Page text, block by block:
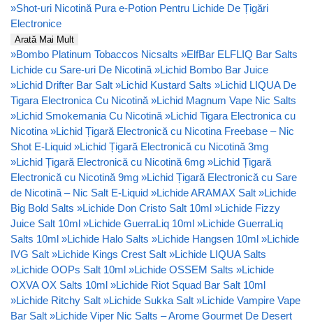
»Shot-uri Nicotină Pura e-Potion Pentru Lichide De Țigări
Electronice
Arată Mai Mult
»Bombo Platinum Tobaccos Nicsalts »ElfBar ELFLIQ Bar Salts
Lichide cu Sare-uri De Nicotină »Lichid Bombo Bar Juice
»Lichid Drifter Bar Salt »Lichid Kustard Salts »Lichid LIQUA De
Tigara Electronica Cu Nicotină »Lichid Magnum Vape Nic Salts
»Lichid Smokemania Cu Nicotină »Lichid Tigara Electronica cu
Nicotina »Lichid Țigară Electronică cu Nicotina Freebase – Nic
Shot E-Liquid »Lichid Țigară Electronică cu Nicotină 3mg
»Lichid Țigară Electronică cu Nicotină 6mg »Lichid Țigară
Electronică cu Nicotină 9mg »Lichid Țigară Electronică cu Sare
de Nicotină – Nic Salt E-Liquid »Lichide ARAMAX Salt »Lichide
Big Bold Salts »Lichide Don Cristo Salt 10ml »Lichide Fizzy
Juice Salt 10ml »Lichide GuerraLiq 10ml »Lichide GuerraLiq
Salts 10ml »Lichide Halo Salts »Lichide Hangsen 10ml »Lichide
IVG Salt »Lichide Kings Crest Salt »Lichide LIQUA Salts
»Lichide OOPs Salt 10ml »Lichide OSSEM Salts »Lichide
OXVA OX Salts 10ml »Lichide Riot Squad Bar Salt 10ml
»Lichide Ritchy Salt »Lichide Sukka Salt »Lichide Vampire Vape
Bar Salt »Lichide Viper Nic Salts – Arome Gourmet De Desert